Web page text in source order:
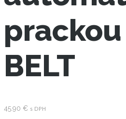
prackou
BELT
45.90 € s DPH